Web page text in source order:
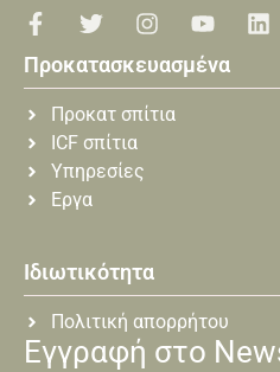
Προκατασκευασμένα
Προκατ σπίτια
ICF σπίτια
Υπηρεσίες
Εργα
Ιδιωτικότητα
Πολιτική απορρήτου
Εγγραφή στο